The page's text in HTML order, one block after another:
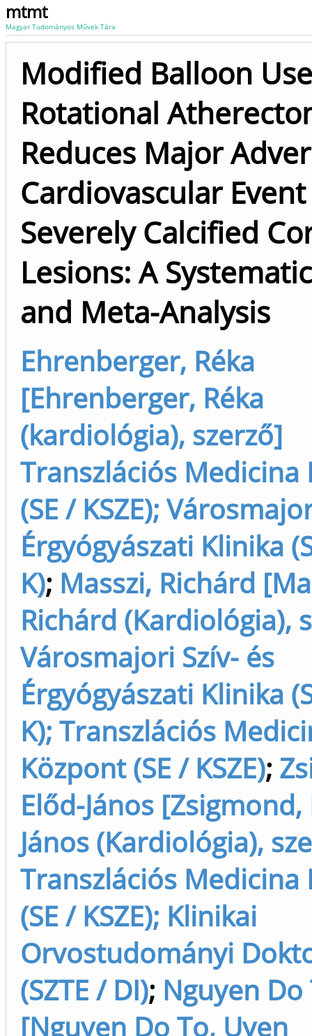
mtmt
Magyar Tudományos Művek Tára
Modified Balloon
Rotational
Reduces Major
Cardiovascular
Severely Calcified
Lesions: A
and Meta-Analysis
Ehrenberger, Réka
[Ehrenberger, Réka
(kardiológia), szerző]
Transzlációs Medicina
(SE / KSZE);
Érgyógyászati Klinika
K); Masszi, Richárd
Richárd (Kardiológia),
Városmajori Szív- és
Érgyógyászati Klinika
K); Transzlációs
Központ (SE / KSZE);
Előd-János [Zsigmond,
János (Kardiológia),
Transzlációs Medicina
(SE / KSZE); Klinikai
Orvostudományi
(SZTE / DI); Nguyen Do
[Nguyen Do To, Uyen